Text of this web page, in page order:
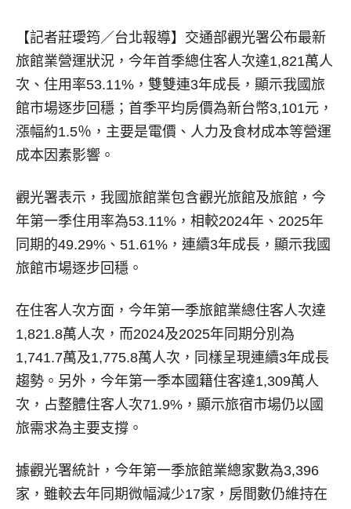
【記者莊璦筠／台北報導】 交通部觀光署公布最新
旅館業營運狀況，今年首季總住客人次達1,821萬人
次、住用率53.11%，雙雙連3年成長，顯示我國旅
館市場逐步回穩；首季平均房價為新台幣3,101元，
漲幅約1.5％，主要是電價、人力及食材成本等營運
成本因素影響。
觀光署表示，我國旅館業包含觀光旅館及旅館，今
年第一季住用率為53.11%，相較2024年、2025年
同期的49.29%、51.61%，連續3年成長，顯示我國
旅館市場逐步回穩。
在住客人次方面，今年第一季旅館業總住客人次達
1,821.8萬人次，而2024及2025年同期分別為
1,741.7萬及1,775.8萬人次，同樣呈現連續3年成長
趨勢。另外，今年第一季本國籍住客達1,309萬人
次，占整體住客人次71.9%，顯示旅宿市場仍以國
旅需求為主要支撐。
據觀光署統計，今年第一季旅館業總家數為3,396
家，雖較去年同期微幅減少17家，房間數仍維持在